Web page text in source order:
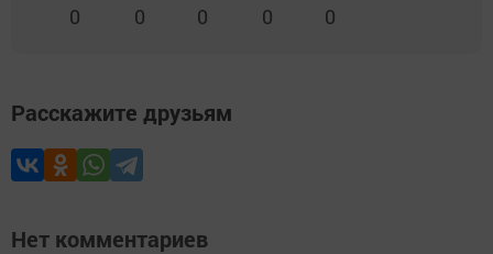
0 0 0 0 0
Расскажите друзьям
Нет комментариев